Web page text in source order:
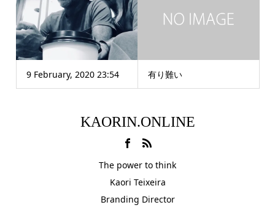
9 February, 2020 23:54 有り難い
KAORIN.ONLINE
The power to think
Kaori Teixeira
Branding Director